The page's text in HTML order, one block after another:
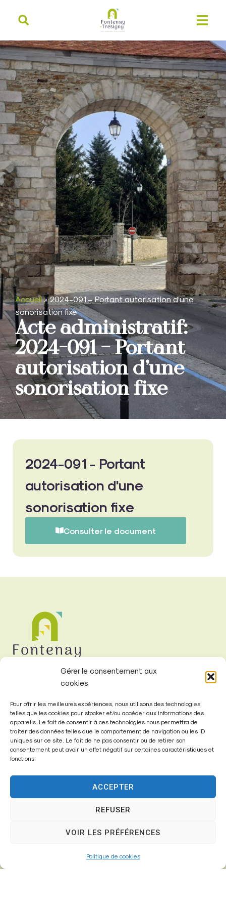
Gérer le consentement aux
cookies
Pour offrir les meilleures expériences, nous utilisons des technologies
telles que les cookies pour stocker et/ou accéder aux informations des
appareils. Le fait de consentir à ces technologies nous permettra de
traiter des données telles que le comportement de navigation ou les ID
uniques sur ce site. Le fait de ne pas consentir ou de retirer son
consentement peut avoir un effet négatif sur certaines caractéristiques et
fonctions.
ACCEPTER
REFUSER
VOIR LES PRÉFÉRENCES
Politique de cookies
principal
Accueil»2024-091 – Portant autorisation d’une
sonorisation fixe
Acte administratif:
2024-091 – Portant
autorisation d’une
sonorisation fixe
2024-091 - Portant
autorisation d'une
sonorisation fixe
Consulter le document
Mairie de
Fontenay-Trésigny
Mairie,
77610 – Fontenay-Trésigny